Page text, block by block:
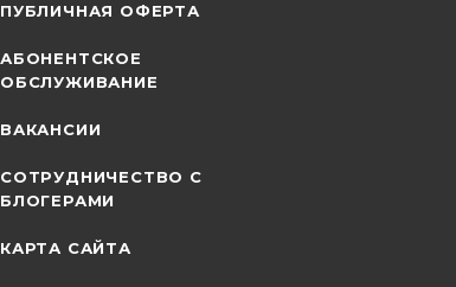
ПУБЛИЧНАЯ ОФЕРТА
АБОНЕНТСКОЕ
ОБСЛУЖИВАНИЕ
ВАКАНСИИ
СОТРУДНИЧЕСТВО С
БЛОГЕРАМИ
КАРТА САЙТА